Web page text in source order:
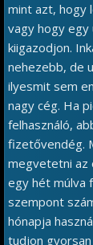
mint azt, hogy
vagy hogy egy
kiigazodjon.
nehezebb, de
ilyesmit sem
nagy cég. Ha
felhasználó,
fizetővendég.
megvetetni az
egy hét múlva
szempont
hónapja
tudjon